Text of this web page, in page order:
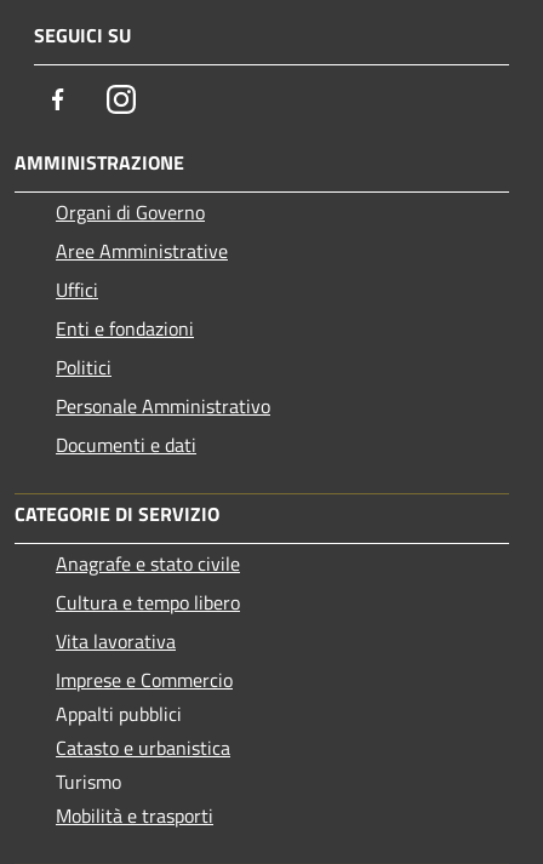
SEGUICI SU
FacebookInstagram
AMMINISTRAZIONE
Organi di Governo
Aree Amministrative
Uffici
Enti e fondazioni
Politici
Personale Amministrativo
Documenti e dati
CATEGORIE DI SERVIZIO
Anagrafe e stato civile
Cultura e tempo libero
Vita lavorativa
Imprese e Commercio
Appalti pubblici
Catasto e urbanistica
Turismo
Mobilità e trasporti